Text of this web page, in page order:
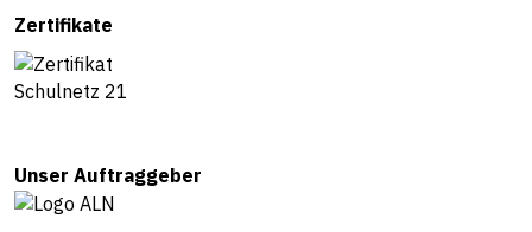
Zertifikate
Unser Auftraggeber